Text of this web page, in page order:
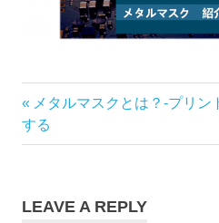
Post
navigation
Previous
Post:
メタルマスクとは？-プリ
する
LEAVE A REPLY